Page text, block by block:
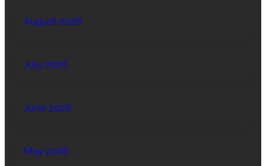
August 2026
July 2026
June 2026
May 2026